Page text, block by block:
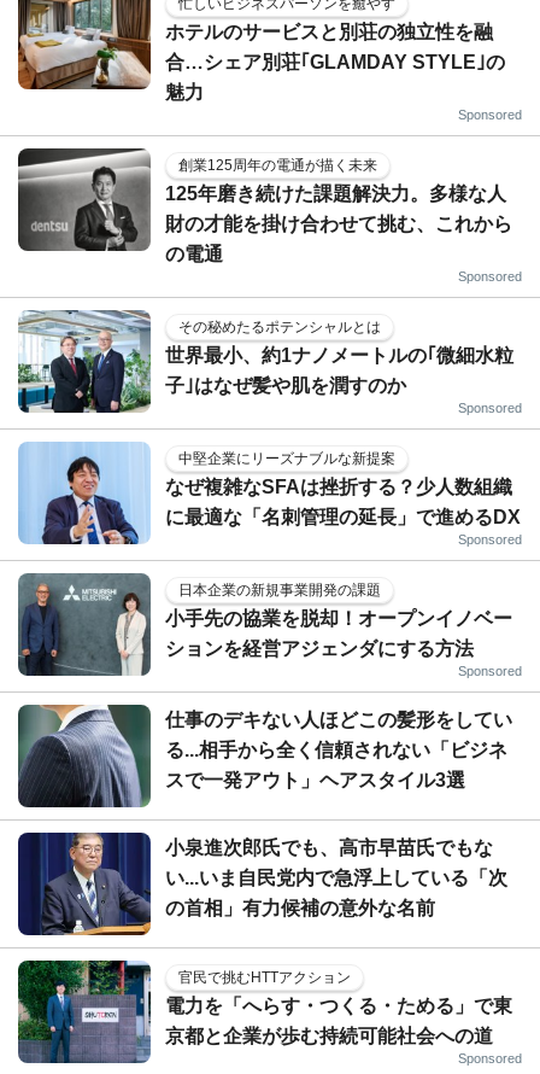
ホテルのサービスと別荘の独立性を融
合…シェア別荘｢GLAMDAY STYLE｣の
魅力
Sponsored
創業125周年の電通が描く未来
125年磨き続けた課題解決力。多様な人
財の才能を掛け合わせて挑む、これから
の電通
Sponsored
その秘めたるポテンシャルとは
世界最小、約1ナノメートルの｢微細水粒
子｣はなぜ髪や肌を潤すのか
Sponsored
中堅企業にリーズナブルな新提案
なぜ複雑なSFAは挫折する？少人数組織
に最適な「名刺管理の延長」で進めるDX
Sponsored
日本企業の新規事業開発の課題
小手先の協業を脱却！オープンイノベー
ションを経営アジェンダにする方法
Sponsored
仕事のデキない人ほどこの髪形をしてい
る...相手から全く信頼されない「ビジネ
スで一発アウト」ヘアスタイル3選
小泉進次郎氏でも、高市早苗氏でもな
い...いま自民党内で急浮上している「次
の首相」有力候補の意外な名前
官民で挑むHTTアクション
電力を「へらす・つくる・ためる」で東
京都と企業が歩む持続可能社会への道
Sponsored